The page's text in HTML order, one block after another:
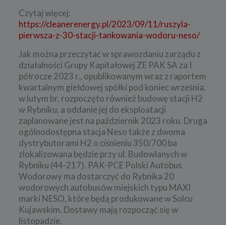
Czytaj więcej:
https://cleanerenergy.pl/2023/09/11/ruszyla-
pierwsza-z-30-stacji-tankowania-wodoru-neso/
Jak można przeczytać w sprawozdaniu zarządu z
działalności Grupy Kapitałowej ZE PAK SA za I
półrocze 2023 r., opublikowanym wraz z raportem
kwartalnym giełdowej spółki pod koniec września,
w lutym br. rozpoczęto również budowę stacji H2
w Rybniku, a oddanie jej do eksploatacji
zaplanowane jest na październik 2023 roku. Druga
ogólnodostępna stacja Neso także z dwoma
dystrybutorami H2 o ciśnieniu 350/700 ba
zlokalizowana będzie przy ul. Budowlanych w
Rybniku (44-217). PAK-PCE Polski Autobus
Wodorowy ma dostarczyć do Rybnika 20
wodorowych autobusów miejskich typu MAXI
marki NESO, które będą produkowane w Solcu
Kujawskim. Dostawy mają rozpocząć się w
listopadzie.